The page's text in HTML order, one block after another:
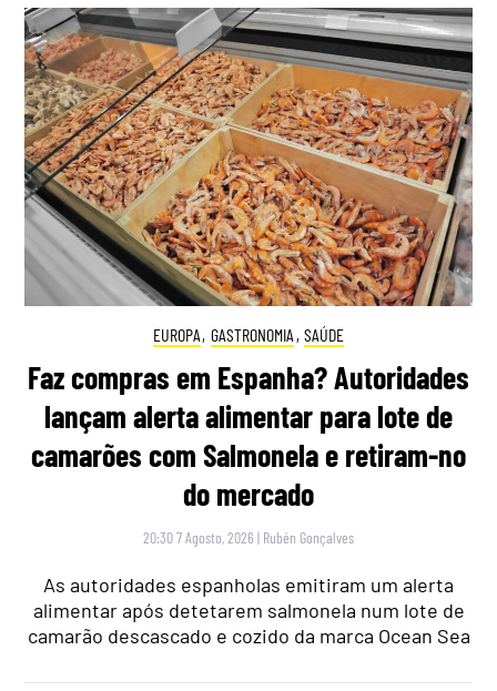
EUROPA, GASTRONOMIA , SAÚDE
Faz compras em Espanha? Autoridades
lançam alerta alimentar para lote de
camarões com Salmonela e retiram-no
do mercado
20:30 7 Agosto, 2026 | Rubén Gonçalves
As autoridades espanholas emitiram um alerta
alimentar após detetarem salmonela num lote de
camarão descascado e cozido da marca Ocean Sea